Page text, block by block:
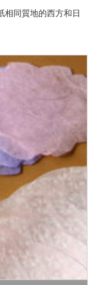
相同質地的西方和日